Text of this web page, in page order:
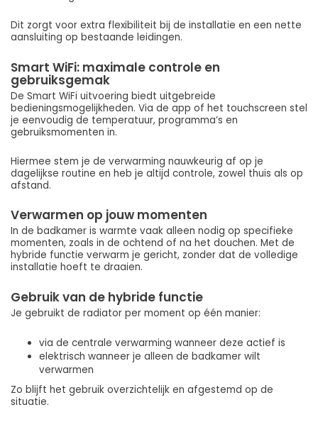
Dit zorgt voor extra flexibiliteit bij de installatie en een nette
aansluiting op bestaande leidingen.
Smart WiFi: maximale controle en
gebruiksgemak
De Smart WiFi uitvoering biedt uitgebreide
bedieningsmogelijkheden. Via de app of het touchscreen stel
je eenvoudig de temperatuur, programma’s en
gebruiksmomenten in.
Hiermee stem je de verwarming nauwkeurig af op je
dagelijkse routine en heb je altijd controle, zowel thuis als op
afstand.
Verwarmen op jouw momenten
In de badkamer is warmte vaak alleen nodig op specifieke
momenten, zoals in de ochtend of na het douchen. Met de
hybride functie verwarm je gericht, zonder dat de volledige
installatie hoeft te draaien.
Gebruik van de hybride functie
Je gebruikt de radiator per moment op één manier:
via de centrale verwarming wanneer deze actief is
elektrisch wanneer je alleen de badkamer wilt
verwarmen
Zo blijft het gebruik overzichtelijk en afgestemd op de
situatie.